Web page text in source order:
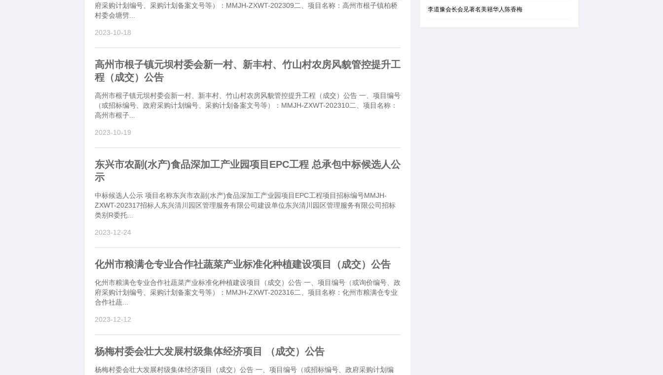
府采购计划编号、采购计划备案文号等）：MMJH-ZXWT-202309二、项目名称：高州市根子镇柏桥
村委会塘劈...
2023-10-18
高州市根子镇元坝村委会新一村、新丰村、竹山村农房风貌管控提升工
程（成交）公告
高州市根子镇元坝村委会新一村、新丰村、竹山村农房风貌管控提升工程（成交）公告 一、项目编号
（或招标编号、政府采购计划编号、采购计划备案文号等）：MMJH-ZXWT-202310二、项目名称：
高州市根子...
2023-10-19
东兴市农副(水产)食品深加工产业园项目EPC工程 总承包中标候选人公
示
中标候选人公示 项目名称东兴市农副(水产)食品深加工产业园项目EPC工程项目招标编号MMJH-
ZXWT-202317招标人东兴清川园区管理服务有限公司建设单位东兴清川园区管理服务有限公司招标
类别R委托...
2023-12-24
化州市粮满仓专业合作社蔬菜产业标准化种植建设项目（成交）公告
化州市粮满仓专业合作社蔬菜产业标准化种植建设项目（成交）公告 一、项目编号（或询价编号、政
府采购计划编号、采购计划备案文号等）：MMJH-ZXWT-202316二、项目名称：化州市粮满仓专业
合作社蔬...
2023-12-12
杨梅村委会壮大发展村级集体经济项目 （成交）公告
杨梅村委会壮大发展村级集体经济项目（成交）公告 一、项目编号（或招标编号、政府采购计划编
李道豫会长会见著名美籍华人陈香梅